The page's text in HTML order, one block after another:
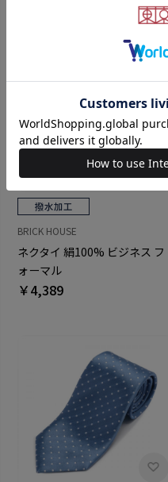
BRICK HOUSE
ネクタイ 絹100% ビジネス フ
ォーマル
￥4,389